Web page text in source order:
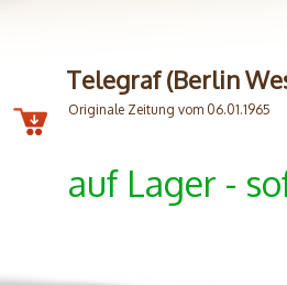
Telegraf (Berlin
Originale Zeitung vom 06.01.1965
auf Lager -